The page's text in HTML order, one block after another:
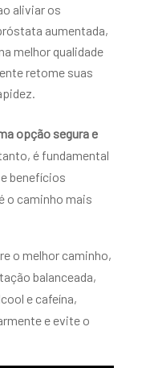
aliviar os
aumentada,
melhor qualidade
retome suas
opção segura e
é fundamental
benefícios
o caminho mais
o melhor caminho,
balanceada,
e cafeína,
e evite o